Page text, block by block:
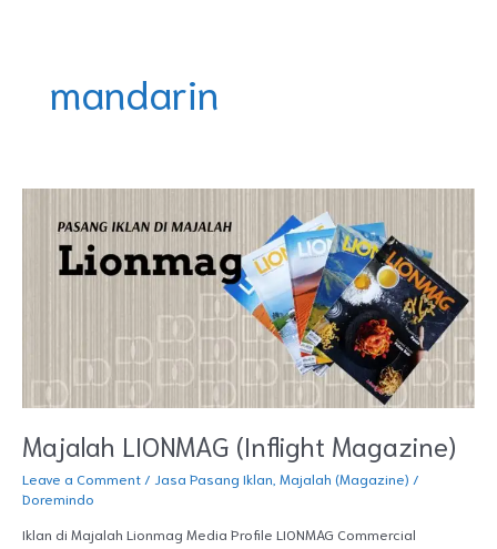
mandarin
Majalah LIONMAG (Inflight Magazine)
Leave a Comment / Jasa Pasang Iklan Majalah (Magazine) /
Doremindo
Iklan di Majalah Lionmag Media Profile LIONMAG Commercial
LIONMAG
(Inflight
Magazine)